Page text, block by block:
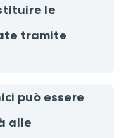
le
tramite
può essere
alle